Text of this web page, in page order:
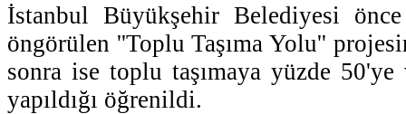
İstanbul Büyükşehir Belediyesi
öngörülen ''Toplu Taşıma Yolu''
sonra ise toplu taşımaya yüzde 50'ye
yapıldığı öğrenildi.